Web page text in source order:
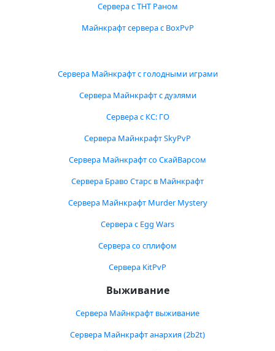
Сервера с ТНТ Раном
Майнкрафт сервера с BoxPvP
Сервера Майнкрафт с голодными играми
Сервера Майнкрафт с дуэлями
Сервера с КС: ГО
Сервера Майнкрафт SkyPvP
Сервера Майнкрафт со СкайВарсом
Сервера Браво Старс в Майнкрафт
Сервера Майнкрафт Murder Mystery
Сервера с Egg Wars
Сервера со сплифом
Сервера KitPvP
Выживание
Сервера Майнкрафт выживание
Сервера Майнкрафт анархия (2b2t)